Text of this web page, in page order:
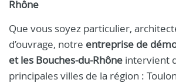
Rhône
Que vous soyez particulier,
d’ouvrage, notre entreprise de
et les Bouches-du-Rhône intervient
principales villes de la région :